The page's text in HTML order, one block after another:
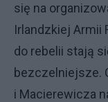
się na
Irlandzkiej Armii
do rebelii stają
bezczelniejsze.
i Macierewicza